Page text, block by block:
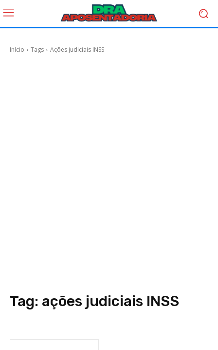
Início Tags Ações judiciais INSS
Tag: ações judiciais INSS